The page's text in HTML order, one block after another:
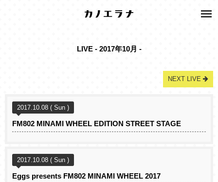
LIVE - 2017年10月 -
NEXT LIVE
2017.10.08 ( Sun )
FM802 MINAMI WHEEL EDITION STREET STAGE
2017.10.08 ( Sun )
Eggs presents FM802 MINAMI WHEEL 2017